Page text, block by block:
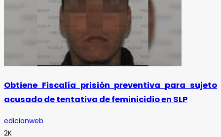
Obtiene Fiscalía prisión preventiva para sujeto
acusado de tentativa de feminicidio en SLP
edicionweb
2K